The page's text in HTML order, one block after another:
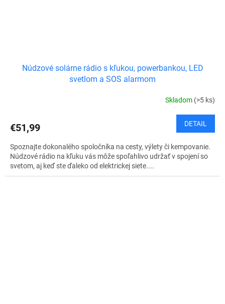
Núdzové solárne rádio s kľukou, powerbankou, LED
svetlom a SOS alarmom
Skladom (>5 ks)
€51,99 DETAIL
Spoznajte dokonalého spoločníka na cesty, výlety či kempovanie.
Núdzové rádio na kľuku vás môže spoľahlivo udržať v spojení so
svetom, aj keď ste ďaleko od elektrickej siete....